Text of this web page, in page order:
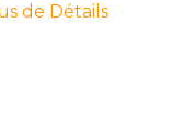
de Détails